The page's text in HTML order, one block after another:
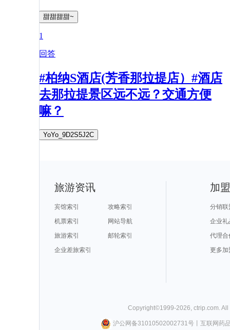
甜甜甜甜~
1
回答
#柏纳S酒店(芳香那拉提店）#酒店
去那拉提景区远不远？交通方便
嘛？
YoYo_9D2S5J2C
旅游资讯
宾馆索引
攻略索引
机票索引
网站导航
旅游索引
邮轮索引
企业差旅索引
加
分销联
企业礼
代理合
更多加
Copyright©1999-2026, ctrip.com.
沪公网备31010502002731号丨 互联网药